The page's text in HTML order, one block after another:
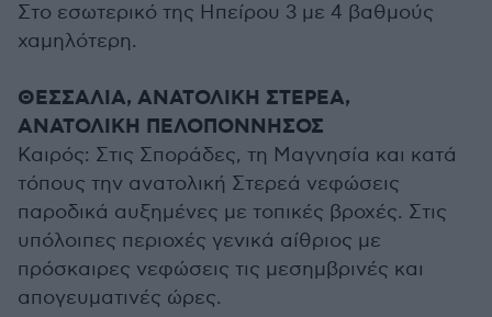
Στο εσωτερικό της Ηπείρου 3 με 4 βαθμούς
χαμηλότερη.
ΘΕΣΣΑΛΙΑ, ΑΝΑΤΟΛΙΚΗ ΣΤΕΡΕΑ,
ΑΝΑΤΟΛΙΚΗ ΠΕΛΟΠΟΝΝΗΣΟΣ
Καιρός: Στις Σποράδες, τη Μαγνησία και κατά
τόπους την ανατολική Στερεά νεφώσεις
παροδικά αυξημένες με τοπικές βροχές. Στις
υπόλοιπες περιοχές γενικά αίθριος με
πρόσκαιρες νεφώσεις τις μεσημβρινές και
απογευματινές ώρες.